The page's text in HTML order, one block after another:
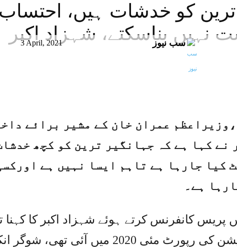
ترین کو خدشات ہیں،
نہیں بناسکتے، شہزاد اکبر
3 April, 2021 سب نیوز
عمران خان کے مشیر برائے
نے کہا ہے کہ جہانگیر ترین کو کچھ
کیا جارہا ہے تاہم ایسا نہیں ہے
ہے۔
پریس کانفرنس کرتے ہوئے شہزاد اکبر کا کہنا
انکوائری کمیشن کی رپورٹ مئی 2020